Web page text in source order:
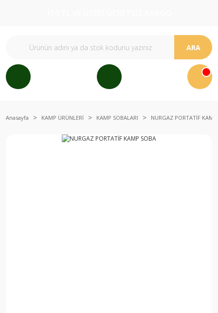
ARA
Anasayfa KAMP ÜRÜNLERİ KAMP SOBALARI NURGAZ PORTATİF